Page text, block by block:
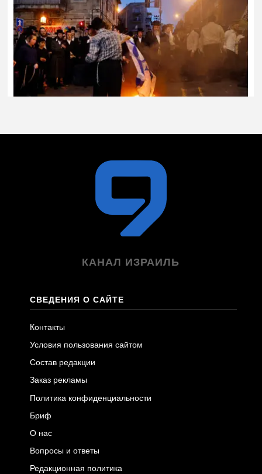
КАНАЛ ИЗРАИЛЬ
СВЕДЕНИЯ О САЙТЕ
Контакты
Условия пользования сайтом
Состав редакции
Заказ рекламы
Политика конфиденциальности
Бриф
О нас
Вопросы и ответы
Редакционная политика